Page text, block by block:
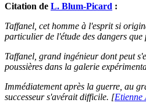
Citation de L. Blum-Picard :
Taffanel, cet homme à l'esprit si
particulier de l'étude des dangers
Taffanel, grand ingénieur dont peut
poussières dans la galerie
Immédiatement après la guerre, au
successeur s'avérait difficile. [Etienne